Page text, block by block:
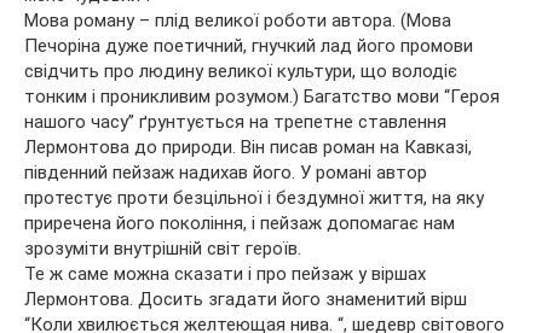
Мова роману – плід великої роботи автора. (Мова
Печоріна дуже поетичний, гнучкий лад його промови
свідчить про людину великої культури, що володіє
тонким і проникливим розумом.) Багатство мови “Героя
нашого часу” ґрунтується на трепетне ставлення
Лермонтова до природи. Він писав роман на Кавказі,
південний пейзаж надихав його. У романі автор
протестує проти безцільної і бездумної життя, на яку
приречена його покоління, і пейзаж допомагає нам
зрозуміти внутрішній світ героїв.
Те ж саме можна сказати і про пейзаж у віршах
Лермонтова. Досить згадати його знаменитий вірш
“Коли хвилюється желтеющая нива. “, шедевр світового